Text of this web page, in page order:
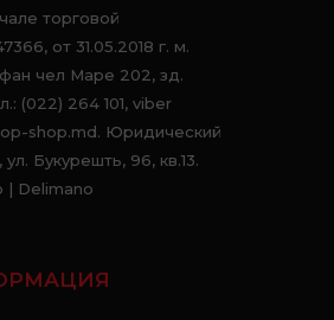
торговой
от 31.05.2018 г. м.
чел Маре 202, зд.
(022) 264 101, viber
shop.md. Юридический
Букурешть, 96, кв.13.
| Delimano